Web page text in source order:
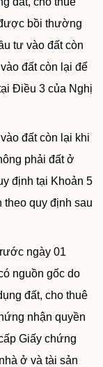
bồi thường
tư vàođấtcòn
đất còn lại để
Điều 3 của Nghị
đất còn lại khi
phải đất ở
định tại Khoản 5
quy định sau
ngày 01
nguồn gốc do
đất, cho thuê
nhận quyền
Giấy chứng
ở và tài sản